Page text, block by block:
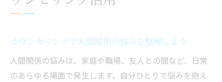
を提供
安心して相談できる茨城県のカウンセリング案
内
カウンセリングで人間関係の悩みを整理しよう
人間関係の悩みは、家庭や職場、友人との間など、日常
のあらゆる場面で発生します。自分ひとりで悩みを抱え